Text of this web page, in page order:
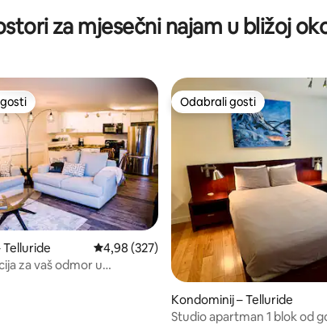
za mjesečni najam u bližoj
147
rangiranima s oznakom „Odabrali gosti”
Telluride Prosječna ocjena: 4,98/5, recenzija: 327
4,98 (327)
za vaš odmor u
Odabrali gosti
Odabrali gosti
Kondominij – Telluride
Studio apartman 1 blok od